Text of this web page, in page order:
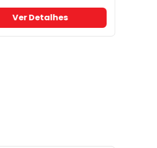
Ver Detalhes